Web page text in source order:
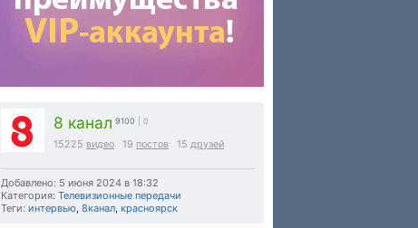
8 канал 9100 | 0
15225 видео 19 постов 15 друзей
Добавлено: 5 июня 2024 в 18:32
Категория: Телевизионные передачи
Теги: интервью, 8канал, красноярск